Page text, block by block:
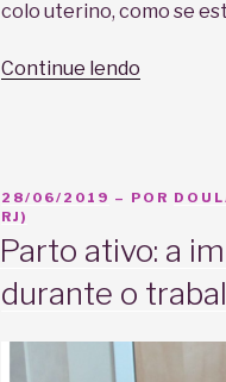
colo uterino, como se
Continue lendo
grande
mito
PUBLICADO
EM
28/06/2019 – POR
RJ)
Parto ativo: a
durante o